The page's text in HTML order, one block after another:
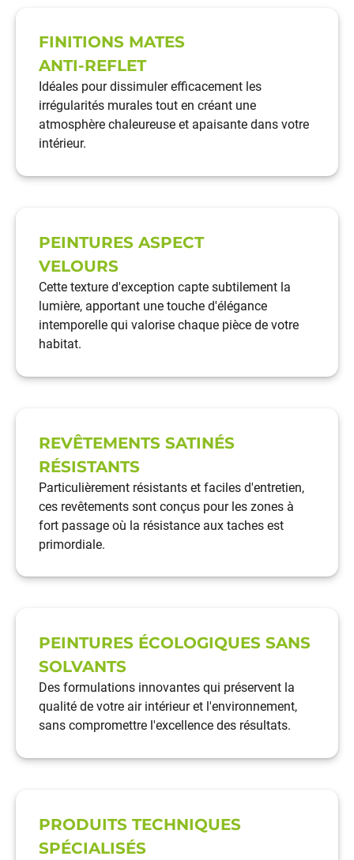
FINITIONS MATES
ANTI-REFLET
Idéales pour dissimuler efficacement les
irrégularités murales tout en créant une
atmosphère chaleureuse et apaisante dans votre
intérieur.
PEINTURES ASPECT
VELOURS
Cette texture d'exception capte subtilement la
lumière, apportant une touche d'élégance
intemporelle qui valorise chaque pièce de votre
habitat.
REVÊTEMENTS SATINÉS
RÉSISTANTS
Particulièrement résistants et faciles d'entretien,
ces revêtements sont conçus pour les zones à
fort passage où la résistance aux taches est
primordiale.
PEINTURES ÉCOLOGIQUES SANS
SOLVANTS
Des formulations innovantes qui préservent la
qualité de votre air intérieur et l'environnement,
sans compromettre l'excellence des résultats.
PRODUITS TECHNIQUES
SPÉCIALISÉS